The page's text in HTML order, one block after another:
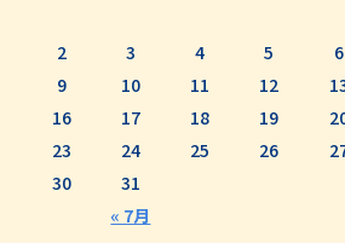
« 7月
2
3 4 5 6
9
10 11 12
16
17 18 19
23
24 25 26
30
31